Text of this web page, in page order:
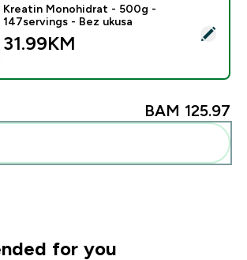
product - Kreatin Monohidrat - 500g -
Kreatin Monohidrat - 500g -
147servings - Bez ukusa
31.99KM‎
BAM 125.97‎
for you